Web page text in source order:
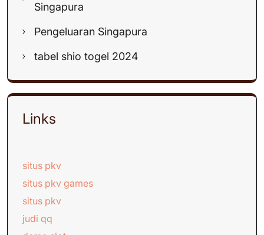
Singapura
Pengeluaran Singapura
tabel shio togel 2024
Links
situs pkv
situs pkv games
situs pkv
judi qq